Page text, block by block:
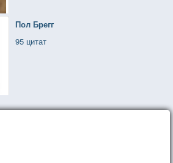
Пол Брегг
95 цитат